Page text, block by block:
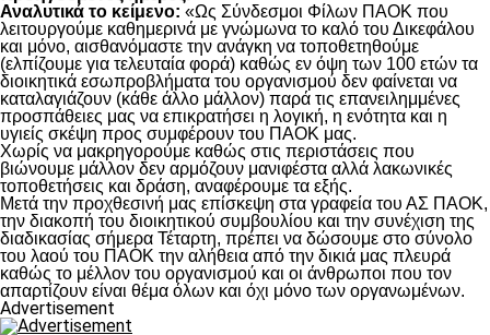
Αναλυτικά το κείμενο: «Ως Σύνδεσμοι Φίλων ΠΑΟΚ που
λειτουργούμε καθημερινά με γνώμωνα το καλό του Δικεφάλου
και μόνο, αισθανόμαστε την ανάγκη να τοποθετηθούμε
(ελπίζουμε για τελευταία φορά) καθώς εν όψη των 100 ετών τα
διοικητικά εσωπροβλήματα του οργανισμού δεν φαίνεται να
καταλαγιάζουν (κάθε άλλο μάλλον) παρά τις επανειλημμένες
προσπάθειες μας να επικρατήσει η λογική, η ενότητα και η
υγιείς σκέψη προς συμφέρουν του ΠΑΟΚ μας.
Χωρίς να μακρηγορούμε καθώς στις περιστάσεις που
βιώνουμε μάλλον δεν αρμόζουν μανιφέστα αλλά λακωνικές
τοποθετήσεις και δράση, αναφέρουμε τα εξής.
Μετά την προχθεσινή μας επίσκεψη στα γραφεία του ΑΣ ΠΑΟΚ,
την διακοπή του διοικητικού συμβουλίου και την συνέχιση της
διαδικασίας σήμερα Τέταρτη, πρέπει να δώσουμε στο σύνολο
του λαού του ΠΑΟΚ την αλήθεια από την δικιά μας πλευρά
καθώς το μέλλον του οργανισμού και οι άνθρωποι που τον
απαρτίζουν είναι θέμα όλων και όχι μόνο των οργανωμένων.
Advertisement